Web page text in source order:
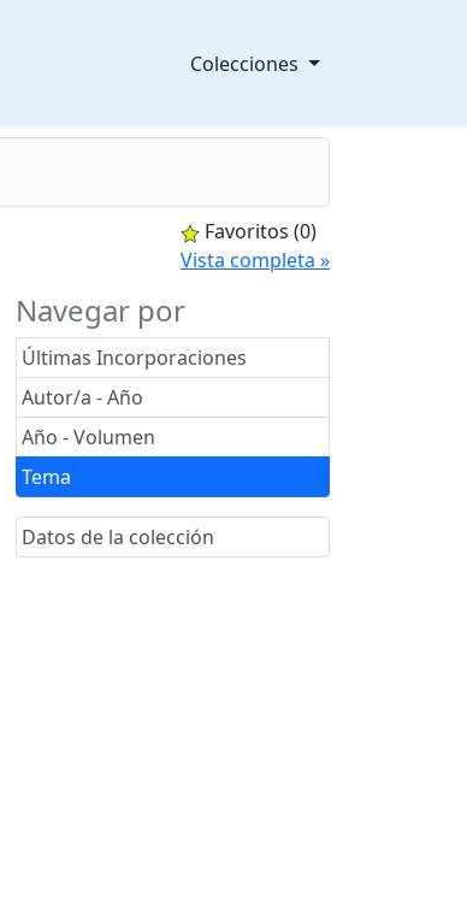
Colecciones
Favoritos (0)
Vista completa »
Navegar por
Últimas Incorporaciones
Autor/a - Año
Año - Volumen
Tema
Datos de la colección